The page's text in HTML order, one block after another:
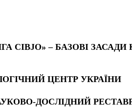
CIBJO» – БАЗОВІ
ЦЕНТР УКРАЇНИ
ДОСЛІДНИЙ